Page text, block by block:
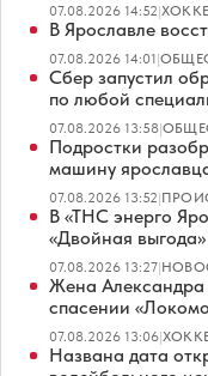
07.08.2026 14:52|
В Ярославле
07.08.2026 14:01|
Сбер запустил
по любой
07.08.2026 13:58|
Подростки
машину
07.08.2026 13:52|
В «ТНС энерго
«Двойная выгода»
07.08.2026 13:27|
Жена Александра
спасении
07.08.2026 13:06|
Названа дата